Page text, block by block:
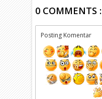
0 COMMENTS :
Posting Komentar